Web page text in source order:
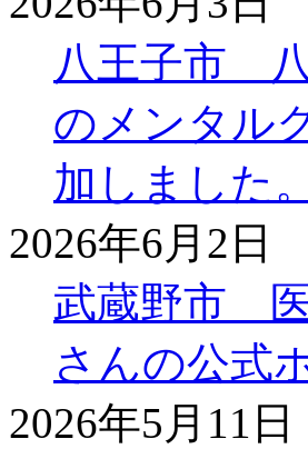
八王子市
のメンタル
加しました。
2026年6月2日
武蔵野市
さんの公式
2026年5月11日